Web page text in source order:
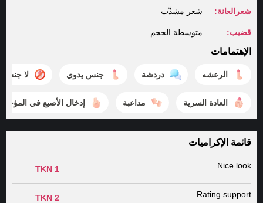
شعرالعانة: شعر مشذّب
قضيب: متوسطة الحجم
الإهتمامات
الرعشه دردشة جنس يدوي لا جنس
العادة السرية مداعبة إدخال الأصبع في المؤخره
قائمة الإكراميات
Nice look
1 TKN
Rating support
2 TKN